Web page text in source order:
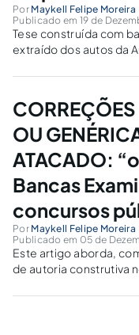
Por Maykell Felipe Moreira
Publicado em 19 de
Tese construída com
extraído dos autos da
p.1475 de 16/06/2015,
de questões
concursos públicos,
previsão editalícia.
OU
ATACADO:
Bancas
concursos
Por Maykell Felipe Moreira
Publicado em 05 de
Este artigo aborda,
de autoria construtiva
Sa, e desenvolvida no